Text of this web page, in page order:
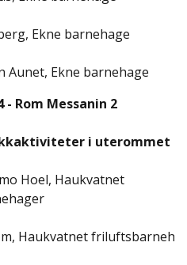
Ekne barnehage
Aunet, Ekne barnehage
- Rom Messanin 2
i uterommet
Hoel, Haukvatnet
Haukvatnet